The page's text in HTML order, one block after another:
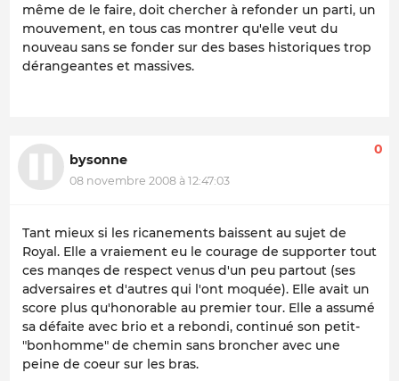
même de le faire, doit chercher à refonder un parti, un
mouvement, en tous cas montrer qu'elle veut du
nouveau sans se fonder sur des bases historiques trop
dérangeantes et massives.
bysonne
08 novembre 2008 à 12:47:03
0
Tant mieux si les ricanements baissent au sujet de
Royal. Elle a vraiement eu le courage de supporter tout
ces manqes de respect venus d'un peu partout (ses
adversaires et d'autres qui l'ont moquée). Elle avait un
score plus qu'honorable au premier tour. Elle a assumé
sa défaite avec brio et a rebondi, continué son petit-
"bonhomme" de chemin sans broncher avec une
peine de coeur sur les bras.